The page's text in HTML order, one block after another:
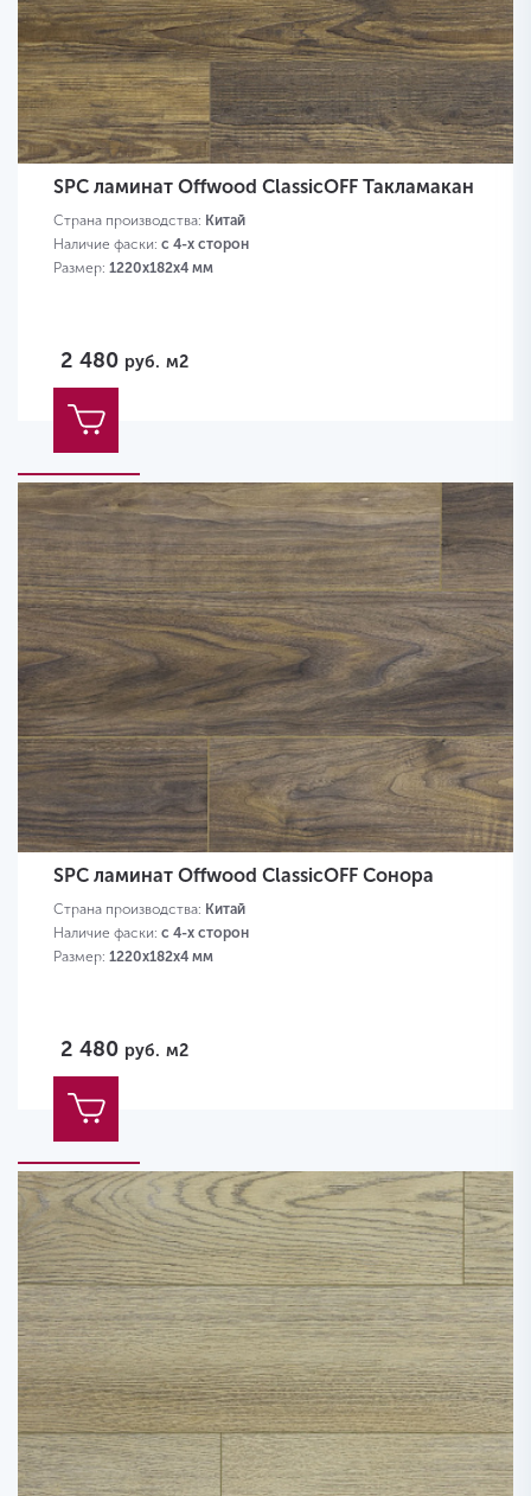
SPC ламинат Offwood ClassicOFF Такламакан
Страна производства: Китай
Наличие фаски: с 4-х сторон
Размер: 1220х182х4 мм
2 480 руб. м2
SPC ламинат Offwood ClassicOFF Сонора
Страна производства: Китай
Наличие фаски: с 4-х сторон
Размер: 1220х182х4 мм
2 480 руб. м2